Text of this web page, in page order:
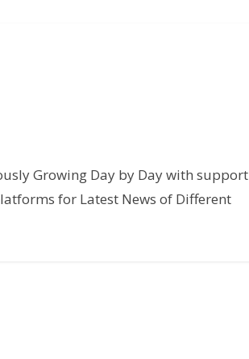
Growing Day by Day with support
for Latest News of Different